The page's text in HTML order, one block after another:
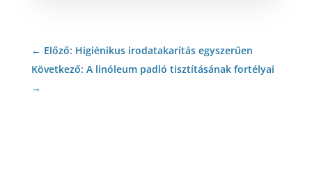
← Előző: Higiénikus irodatakarítás egyszerűen
Következő: A linóleum padló tisztításának fortélyai
→